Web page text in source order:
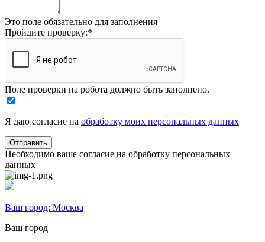
Это поле обязательно для заполнения
Пройдите проверку:*
Поле проверки на робота должно быть заполнено.
Я даю согласие на обработку моих персональных данных
Необходимо ваше согласие на обработку персональных
данных
Ваш город: Москва
Ваш город